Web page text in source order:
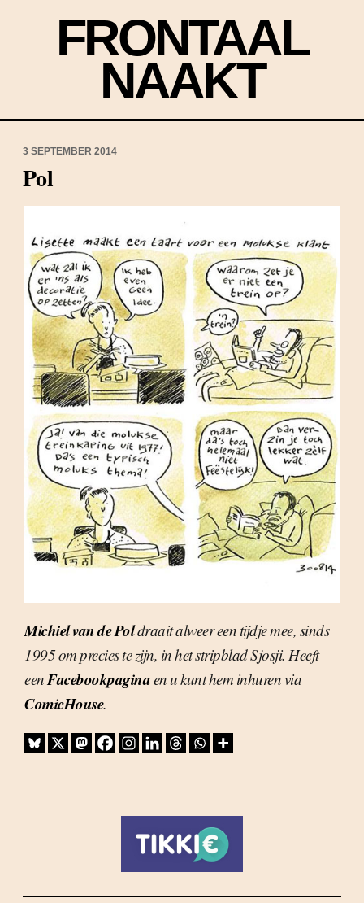
FRONTAAL
NAAKT
3 SEPTEMBER 2014
Pol
Michiel van de Poldraait alweer een tijdje mee, sinds
1995 om precies te zijn, in het stripblad Sjosji. Heeft
eenFacebookpaginaen u kunt hem inhuren via
ComicHouse.